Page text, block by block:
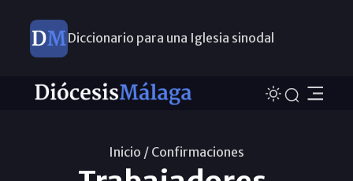
Diccionario para una Iglesia sinodal
Nuevos nombramientos
Inicio / Confirmaciones